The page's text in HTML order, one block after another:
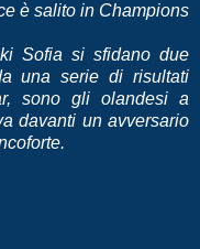
è salito in Champions
Sofia si sfidano due
una serie di risultati
sono gli olandesi a
davanti un avversario